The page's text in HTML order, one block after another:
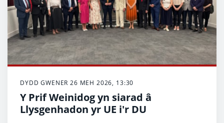
DYDD GWENER 26 MEH 2026, 13:30
Y Prif Weinidog yn siarad â
Llysgenhadon yr UE i'r DU